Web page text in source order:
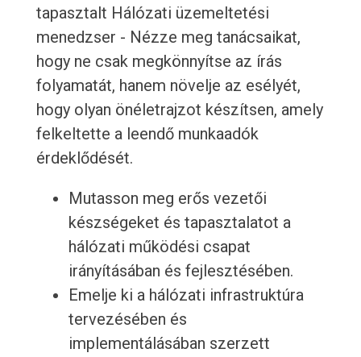
tapasztalt Hálózati üzemeltetési
menedzser - Nézze meg tanácsaikat,
hogy ne csak megkönnyítse az írás
folyamatát, hanem növelje az esélyét,
hogy olyan önéletrajzot készítsen, amely
felkeltette a leendő munkaadók
érdeklődését.
Mutasson meg erős vezetői
készségeket és tapasztalatot a
hálózati működési csapat
irányításában és fejlesztésében.
Emelje ki a hálózati infrastruktúra
tervezésében és
implementálásában szerzett